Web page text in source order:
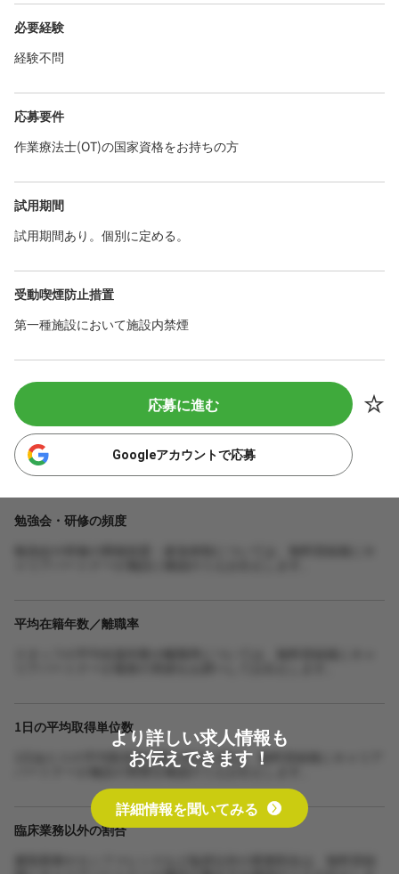
必要経験
経験不問
応募要件
作業療法士(OT)の国家資格をお持ちの方
試用期間
試用期間あり。個別に定める。
受動喫煙防止措置
第一種施設において施設内禁煙
応募に進む
Googleアカウントで応募
勉強会・研修の頻度
平均在籍年数／離職率
1日の平均取得単位数
1日あたりの平均取得単位数や担当人数は、無料登録後にキャリア
パートナーが施設の実態を確認のうえお伝えします。
臨床業務以外の割合
より詳しい求人情報も
お伝えできます！
詳細情報を聞いてみる